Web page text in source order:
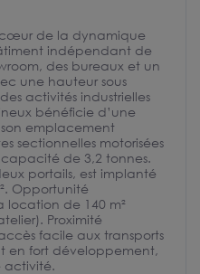
cœur de la dynamique
indépendant de
des bureaux et un
une hauteur sous
activités industrielles
bénéficie d’une
emplacement
sectionnelles motorisées
de 3,2 tonnes.
portails, est implanté
Opportunité
location de 140 m²
Proximité
facile aux transports
en fort développement,
activité.